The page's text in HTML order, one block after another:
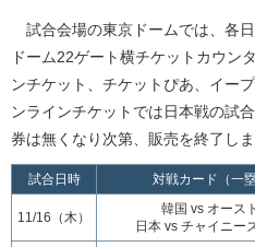
試合会場の東京ドームでは、各
ドーム22ゲート横チケットカウン
ンチケット、チケットぴあ、イー
ンラインチケットでは日本戦の試
券は無くなり次第、販売を終了しま
試合日時 対戦カード（一塁
11/16（木）
韓国 vs オース
日本 vs チャイニー